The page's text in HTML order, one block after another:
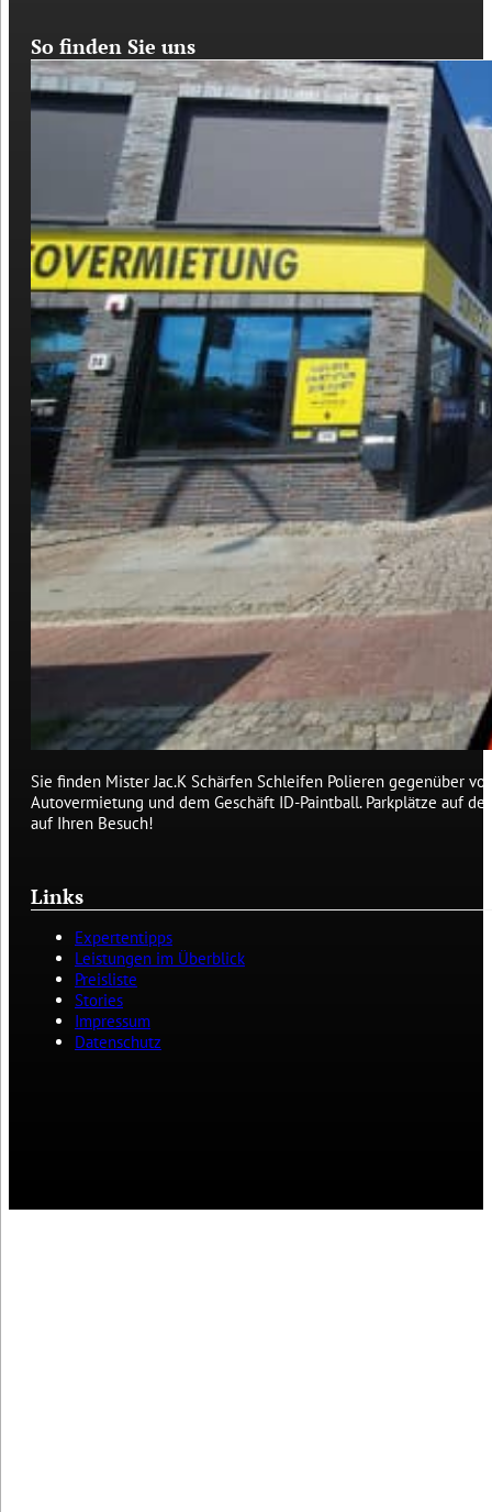
So finden Sie uns
Sie finden Mister Jac.K Schärfen Schleifen Polieren gegenüber
Autovermietung und dem Geschäft ID-Paintball. Parkplätze auf
auf Ihren Besuch!
Links
Expertentipps
Leistungen im Überblick
Preisliste
Stories
Impressum
Datenschutz